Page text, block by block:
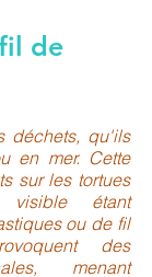
de
déchets, qu'ils
en mer. Cette
sur les tortues
étant
ou de fil
des
menant